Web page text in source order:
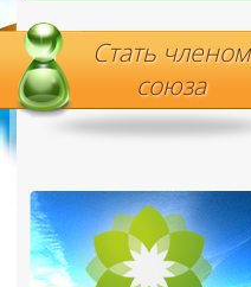
Стать членом
союза